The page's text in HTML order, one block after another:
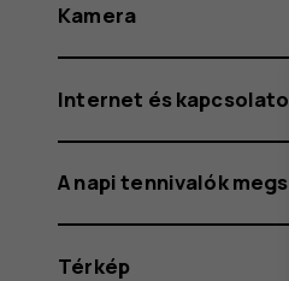
Kamera
Internet és
A napi tennivalók
Térkép